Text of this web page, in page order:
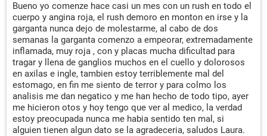
Bueno yo comenze hace casi un mes con un rush en todo el
cuerpo y angina roja, el rush demoro en monton en irse y la
garganta nunca dejo de molestarme, al cabo de dos
semanas la garganta comenzo a empeorar, extremadamente
inflamada, muy roja , con y placas mucha dificultad para
tragar y llena de ganglios muchos en el cuello y dolorosos
en axilas e ingle, tambien estoy terriblemente mal del
estomago, en fin me siento de terror y para colmo los
analisis me dan negatico y me han hecho de todo tipo, ayer
me hicieron otos y hoy tengo que ver al medico, la verdad
estoy preocupada nunca me habia sentido ten mal, si
alguien tienen algun dato se la agradeceria, saludos Laura.